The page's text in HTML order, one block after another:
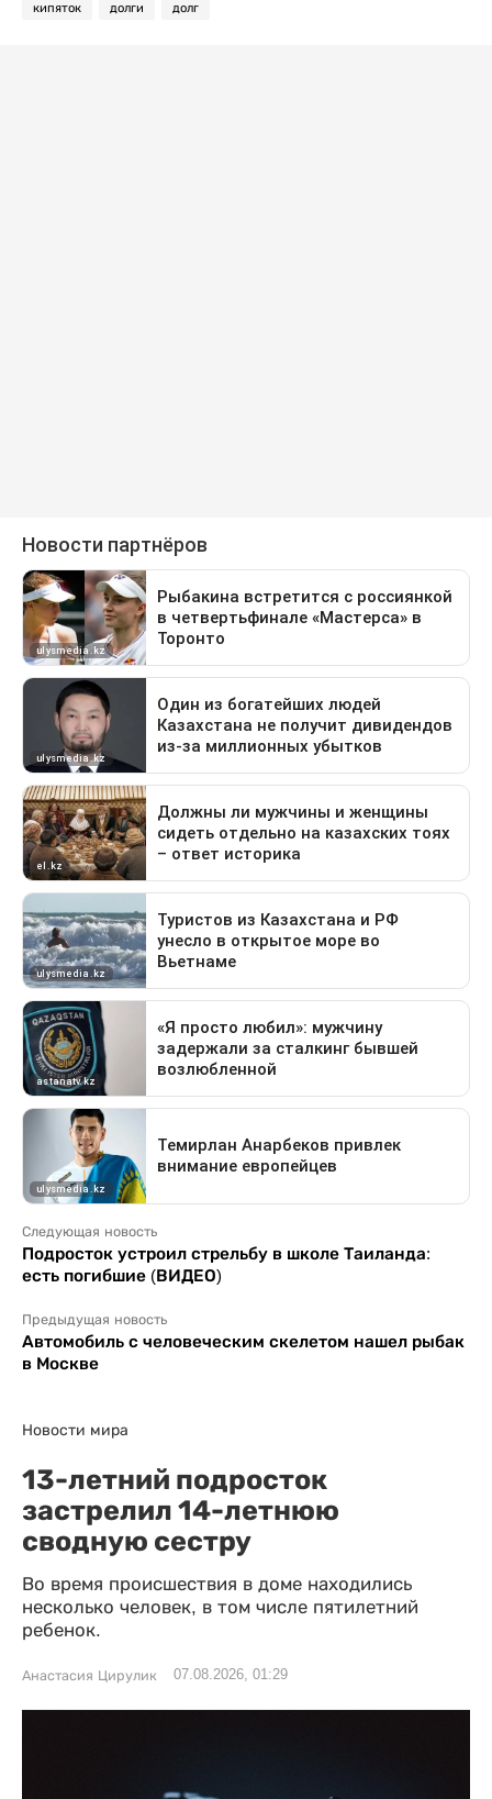
кипяток долги долг
Следующая новость
Подросток устроил стрельбу в школе Таиланда:
есть погибшие (ВИДЕО)
Предыдущая новость
Автомобиль с человеческим скелетом нашел рыбак
в Москве
Новости мира
13-летний подросток
застрелил 14-летнюю
сводную сестру
Во время происшествия в доме находились
несколько человек, в том числе пятилетний
ребенок.
Анастасия Цирулик 07.08.2026, 01:29